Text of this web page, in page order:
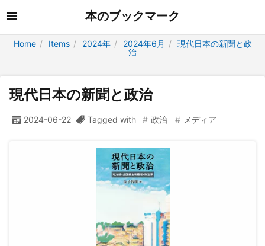
本のブックマーク
Home Items 2024年 2024年6月
現代日本の新聞と政
治
現代日本の新聞と政治
2024-06-22 Tagged with 政治 メディア